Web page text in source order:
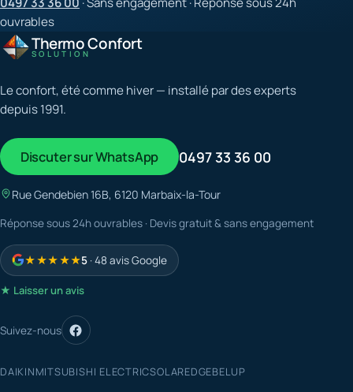
ouvrables
Thermo Confort
SOLUTION
Le confort, été comme hiver — installé par des experts
depuis 1991.
Discuter sur WhatsApp 0497 33 36 00
Rue Gendebien 16B, 6120 Marbaix-la-Tour
Réponse sous 24h ouvrables · Devis gratuit & sans engagement
★★★★★5 · 48 avis Google
★ Laisser un avis
Suivez-nous
DAIKINMITSUBISHI ELECTRICSOLAREDGEBELUP